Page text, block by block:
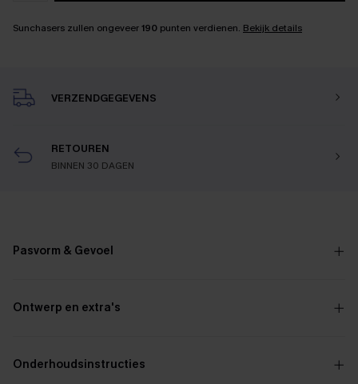
Sunchasers zullen ongeveer190 punten verdienen. Bekijk details
VERZENDGEGEVENS
RETOUREN
BINNEN 30 DAGEN
Pasvorm & Gevoel
Ontwerp en extra's
Onderhoudsinstructies